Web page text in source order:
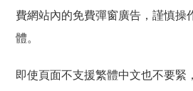
費網站內的免費彈窗廣告，謹慎操
體。
即使頁面不支援繁體中文也不要緊